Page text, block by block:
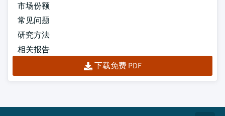
市场份额
常见问题
研究方法
相关报告
下载免费 PDF